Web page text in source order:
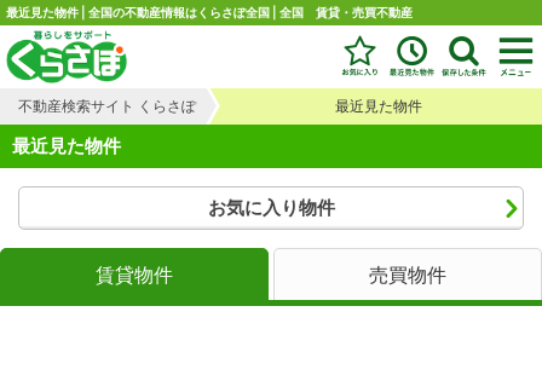
最近見た物件 | 全国の不動産情報はくらさぽ全国 | 全国 賃貸・売買不動産
不動産検索サイト くらさぽ 最近見た物件
最近見た物件
お気に入り物件
賃貸物件 売買物件